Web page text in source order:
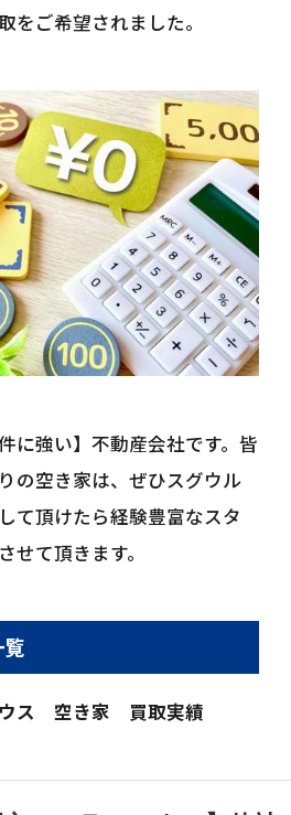
をご希望されました。
に強い】不動産会社です。皆
の空き家は、ぜひスグウル
て頂けたら経験豊富なスタ
せて頂きます。
ス 空き家 買取実績